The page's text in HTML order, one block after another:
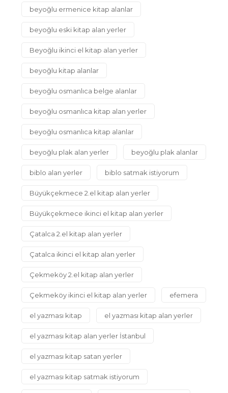
beyoğlu ermenice kitap alanlar
beyoğlu eski kitap alan yerler
Beyoğlu ikinci el kitap alan yerler
beyoğlu kitap alanlar
beyoğlu osmanlıca belge alanlar
beyoğlu osmanlıca kitap alan yerler
beyoğlu osmanlıca kitap alanlar
beyoğlu plak alan yerler beyoğlu plak alanlar
biblo alan yerler biblo satmak istiyorum
Büyükçekmece 2.el kitap alan yerler
Büyükçekmece ikinci el kitap alan yerler
Çatalca 2.el kitap alan yerler
Çatalca ikinci el kitap alan yerler
Çekmeköy 2.el kitap alan yerler
Çekmeköy ikinci el kitap alan yerler efemera
el yazması kitap el yazması kitap alan yerler
el yazması kitap alan yerler İstanbul
el yazması kitap satan yerler
el yazması kitap satmak istiyorum